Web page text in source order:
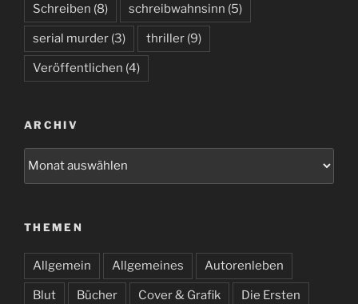
Schreiben (8) schreibwahnsinn (5)
serial murder (3) thriller (9)
Veröffentlichen (4)
ARCHIV
THEMEN
Allgemein Allgemeines Autorenleben
Blut Bücher Cover & Grafik Die Ersten